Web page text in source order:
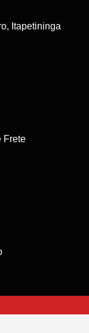
Itapetininga
Frete